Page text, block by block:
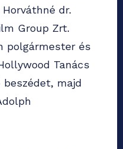
dr.
Group Zrt.
polgármester és
Tanács
majd